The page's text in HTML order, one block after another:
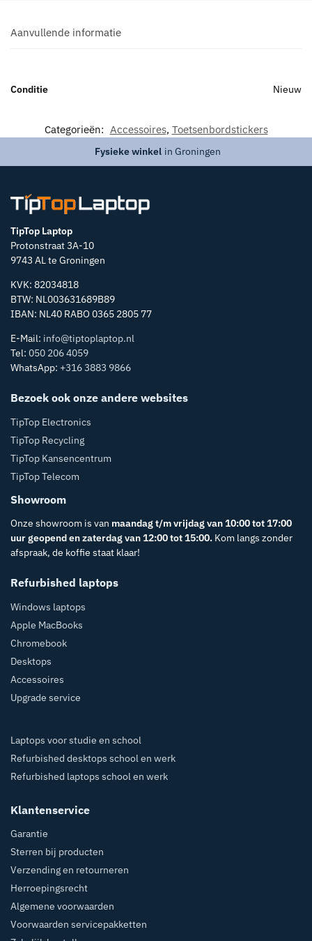
Aanvullende informatie
Conditie Nieuw
Categorieën: Accessoires, Toetsenbordstickers
Fysieke winkel in Groningen
TipTop Laptop
Protonstraat 3A-10
9743 AL te Groningen
KVK: 82034818
BTW: NL003631689B89
IBAN: NL40 RABO 0365 2805 77
E-Mail: info@tiptoplaptop.nl
Tel: 050 206 4059
WhatsApp: +316 3883 9866
Bezoek ook onze andere websites
TipTop Electronics
TipTop Recycling
TipTop Kansencentrum
TipTop Telecom
Showroom
Onze showroom is van maandag t/m vrijdag van 10:00 tot 17:00
uur geopend en zaterdag van 12:00 tot 15:00. Kom langs zonder
afspraak, de koffie staat klaar!
Refurbished laptops
Windows laptops
Apple MacBooks
Chromebook
Desktops
Accessoires
Upgrade service
Laptops voor studie en school
Refurbished desktops school en werk
Refurbished laptops school en werk
Klantenservice
Garantie
Sterren bij producten
Verzending en retourneren
Herroepingsrecht
Algemene voorwaarden
Voorwaarden servicepakketten